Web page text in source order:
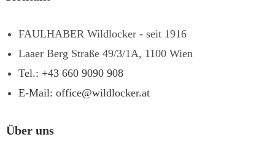
FAULHABER Wildlocker - seit 1916
Laaer Berg Straße 49/3/1A, 1100 Wien
Tel.: +43 660 9090 908
E-Mail: office@wildlocker.at
Über uns